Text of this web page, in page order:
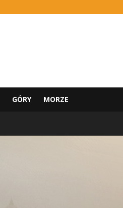
GÓRY MORZE